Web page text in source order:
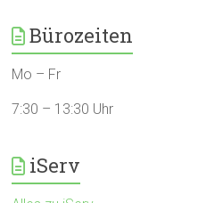
Bürozeiten
Mo – Fr
7:30 – 13:30 Uhr
iServ